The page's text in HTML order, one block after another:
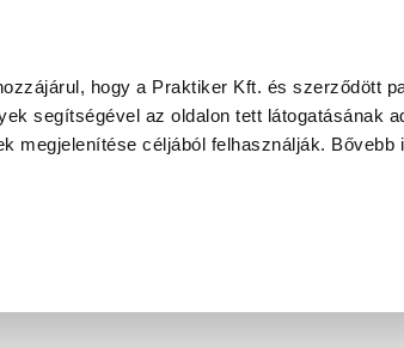
hogy a Praktiker Kft. és szerződött
segítségével az oldalon tett látogatásának
megjelenítése céljából felhasználják. Bővebb
Szakiajánló Ügyintézés és Információ